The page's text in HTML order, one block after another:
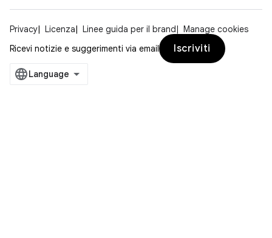
Privacy Licenza Linee guida per il brand
Manage cookies
Ricevi notizie e suggerimenti via email
Iscriviti